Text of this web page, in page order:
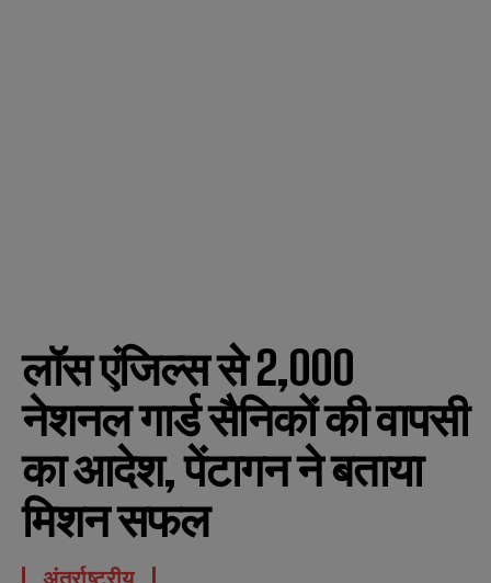
लॉस एंजिल्स से 2,000
नेशनल गार्ड सैनिकों की वापसी
का आदेश, पेंटागन ने बताया
मिशन सफल